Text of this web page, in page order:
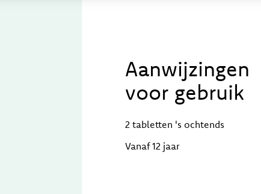
Aanwijzingen
voor gebruik
2 tabletten 's ochtends
Vanaf 12 jaar